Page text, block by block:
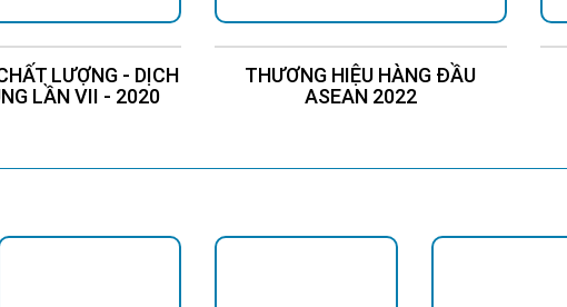
LƯỢNG - DỊCH
LẦN VII - 2020
THƯƠNG HIỆU HÀNG ĐẦU
ASEAN 2022